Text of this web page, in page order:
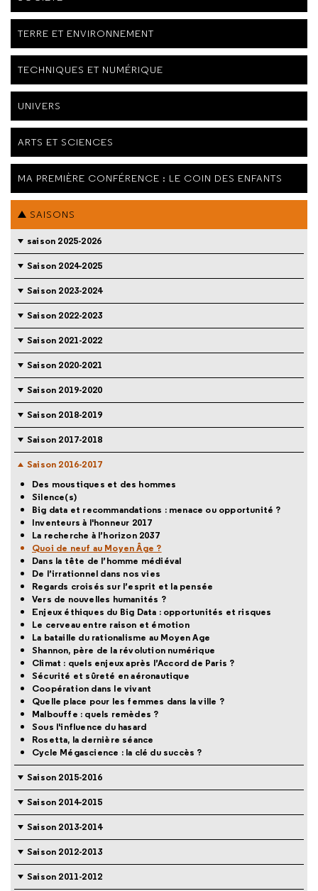
TERRE ET ENVIRONNEMENT
TECHNIQUES ET NUMÉRIQUE
UNIVERS
ARTS ET SCIENCES
MA PREMIÈRE CONFÉRENCE : LE COIN DES ENFANTS
SAISONS
saison 2025-2026
Saison 2024-2025
Saison 2023-2024
Saison 2022-2023
Saison 2021-2022
Saison 2020-2021
Saison 2019-2020
Saison 2018-2019
Saison 2017-2018
Saison 2016-2017
Des moustiques et des hommes
Silence(s)
Big data et recommandations : menace ou opportunité ?
Inventeurs à l'honneur 2017
La recherche à l’horizon 2037
Quoi de neuf au Moyen Âge ?
Dans la tête de l’homme médiéval
De l’irrationnel dans nos vies
Regards croisés sur l’esprit et la pensée
Vers de nouvelles humanités ?
Enjeux éthiques du Big Data : opportunités et risques
Le cerveau entre raison et émotion
La bataille du rationalisme au Moyen Age
Shannon, père de la révolution numérique
Climat : quels enjeux après l’Accord de Paris ?
Sécurité et sûreté en aéronautique
Coopération dans le vivant
Quelle place pour les femmes dans la ville ?
Malbouffe : quels remèdes ?
Sous l'influence du hasard
Rosetta, la dernière séance
Cycle Mégascience : la clé du succès ?
Saison 2015-2016
Saison 2014-2015
Saison 2013-2014
Saison 2012-2013
Saison 2011-2012